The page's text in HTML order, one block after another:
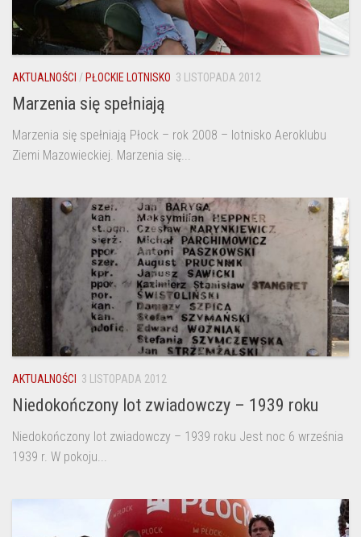
AKTUALNOŚCI / PŁOCKIE LOTNISKO 3 LISTOPADA 2012
Marzenia się spełniają
Marzenia się spełniają Płock – rok 2008 – lotnisko Aeroklubu
Ziemi Mazowieckiej. Marzenia się...
AKTUALNOŚCI 3 LISTOPADA 2012
Niedokończony lot zwiadowczy – 1939 roku
Niedokończony lot zwiadowczy – 1939 roku Jest noc 6 września
1939 r. W pokoju...